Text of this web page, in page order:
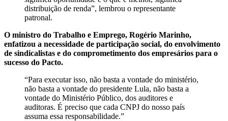
distribuição de renda”, lembrou o representante
patronal.
O ministro do Trabalho e Emprego, Rogério Marinho,
enfatizou a necessidade de participação social, do envolvimento
de sindicalistas e do comprometimento dos empresários para o
sucesso do Pacto.
“Para executar isso, não basta a vontade do ministério,
não basta a vontade do presidente Lula, não basta a
vontade do Ministério Público, dos auditores e
auditoras. É preciso que cada CNPJ do nosso país
assuma essa responsabilidade.”